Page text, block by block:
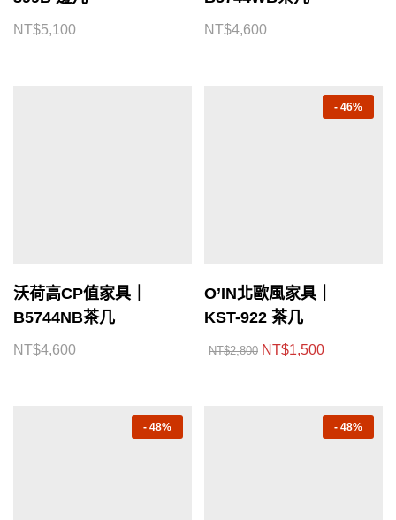
NT$5,100 NT$4,600
沃荷高CP值家具｜
B5744NB茶几
NT$4,600
- 46%
O’IN北歐風家具｜
KST-922 茶几
NT$2,800 NT$1,500
- 48% - 48%